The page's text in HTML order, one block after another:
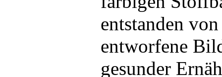
entstanden
entworfene
gesunder